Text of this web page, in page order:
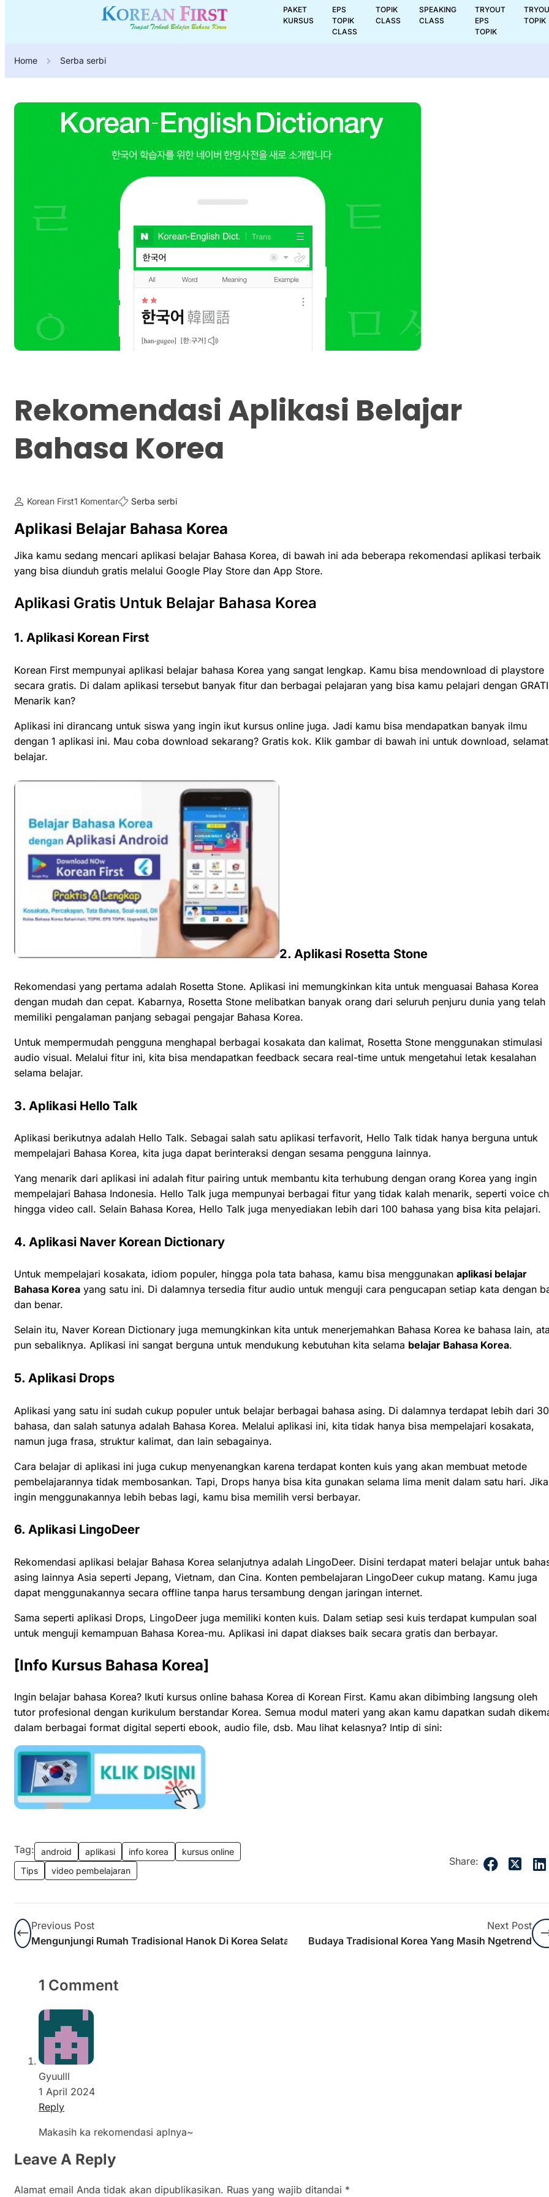
PAKET
KURSUS
EPS
TOPIK
CLASS
TOPIK
CLASS
SPEAKING
CLASS
TRYOUT
EPS
TOPIK
TOPIK
Home Serba serbi
Rekomendasi Aplikasi Belajar
Bahasa Korea
Korean First1 Komentar Serba serbi
Aplikasi Belajar Bahasa Korea
Jika kamu sedang mencari aplikasi belajar Bahasa Korea, di bawah ini ada beberapa rekomendasi aplikasi terbaik
yang bisa diunduh gratis melalui Google Play Store dan App Store.
Aplikasi Gratis Untuk Belajar Bahasa Korea
1. Aplikasi Korean First
Korean First mempunyai aplikasi belajar bahasa Korea yang sangat lengkap. Kamu bisa mendownload di playstore
secara gratis. Di dalam aplikasi tersebut banyak fitur dan berbagai pelajaran yang bisa kamu pelajari dengan
Menarik kan?
Aplikasi ini dirancang untuk siswa yang ingin ikut kursus online juga. Jadi kamu bisa mendapatkan banyak ilmu
dengan 1 aplikasi ini. Mau coba download sekarang? Gratis kok. Klik gambar di bawah ini untuk download, selamat
belajar.
2. Aplikasi Rosetta Stone
Rekomendasi yang pertama adalah Rosetta Stone. Aplikasi ini memungkinkan kita untuk menguasai Bahasa Korea
dengan mudah dan cepat. Kabarnya, Rosetta Stone melibatkan banyak orang dari seluruh penjuru dunia yang telah
memiliki pengalaman panjang sebagai pengajar Bahasa Korea.
Untuk mempermudah pengguna menghapal berbagai kosakata dan kalimat, Rosetta Stone menggunakan stimulasi
audio visual. Melalui fitur ini, kita bisa mendapatkan feedback secara real-time untuk mengetahui letak kesalahan
selama belajar.
3. Aplikasi Hello Talk
Aplikasi berikutnya adalah Hello Talk. Sebagai salah satu aplikasi terfavorit, Hello Talk tidak hanya berguna untuk
mempelajari Bahasa Korea, kita juga dapat berinteraksi dengan sesama pengguna lainnya.
Yang menarik dari aplikasi ini adalah fitur pairing untuk membantu kita terhubung dengan orang Korea yang ingin
mempelajari Bahasa Indonesia. Hello Talk juga mempunyai berbagai fitur yang tidak kalah menarik, seperti voice
hingga video call. Selain Bahasa Korea, Hello Talk juga menyediakan lebih dari 100 bahasa yang bisa kita pelajari.
4. Aplikasi Naver Korean Dictionary
Untuk mempelajari kosakata, idiom populer, hingga pola tata bahasa, kamu bisa menggunakan aplikasi belajar
Bahasa Korea yang satu ini. Di dalamnya tersedia fitur audio untuk menguji cara pengucapan setiap kata dengan
dan benar.
Selain itu, Naver Korean Dictionary juga memungkinkan kita untuk menerjemahkan Bahasa Korea ke bahasa lain,
pun sebaliknya. Aplikasi ini sangat berguna untuk mendukung kebutuhan kita selama belajar Bahasa Korea.
5. Aplikasi Drops
Aplikasi yang satu ini sudah cukup populer untuk belajar berbagai bahasa asing. Di dalamnya terdapat lebih dari 30
bahasa, dan salah satunya adalah Bahasa Korea. Melalui aplikasi ini, kita tidak hanya bisa mempelajari kosakata,
namun juga frasa, struktur kalimat, dan lain sebagainya.
Cara belajar di aplikasi ini juga cukup menyenangkan karena terdapat konten kuis yang akan membuat metode
pembelajarannya tidak membosankan. Tapi, Drops hanya bisa kita gunakan selama lima menit dalam satu hari. Jika
ingin menggunakannya lebih bebas lagi, kamu bisa memilih versi berbayar.
6. Aplikasi LingoDeer
Rekomendasi aplikasi belajar Bahasa Korea selanjutnya adalah LingoDeer. Disini terdapat materi belajar untuk
asing lainnya Asia seperti Jepang, Vietnam, dan Cina. Konten pembelajaran LingoDeer cukup matang. Kamu juga
dapat menggunakannya secara offline tanpa harus tersambung dengan jaringan internet.
Sama seperti aplikasi Drops, LingoDeer juga memiliki konten kuis. Dalam setiap sesi kuis terdapat kumpulan soal
untuk menguji kemampuan Bahasa Korea-mu. Aplikasi ini dapat diakses baik secara gratis dan berbayar.
[Info Kursus Bahasa Korea]
Ingin belajar bahasa Korea? Ikuti kursus online bahasa Korea di Korean First. Kamu akan dibimbing langsung oleh
tutor profesional dengan kurikulum berstandar Korea. Semua modul materi yang akan kamu dapatkan sudah
dalam berbagai format digital seperti ebook, audio file, dsb. Mau lihat kelasnya? Intip di sini:
Tag: android aplikasi info korea
kursus online
Tips
video pembelajaran
Share:
Previous Post
Mengunjungi Rumah Tradisional Hanok Di Korea Selatan
Next Post
Budaya Tradisional Korea Yang Masih Ngetrend
1 Comment
Gyuulll
1 April 2024
Reply
Makasih ka rekomendasi aplnya~
Leave A Reply
Alamat email Anda tidak akan dipublikasikan. Ruas yang wajib ditandai *